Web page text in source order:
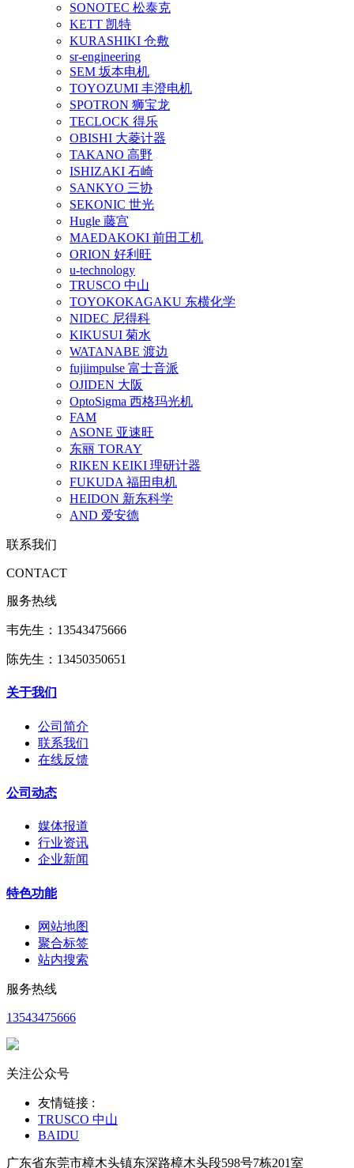
SONOTEC 松泰克
KETT 凯特
KURASHIKI 仓敷
sr-engineering
SEM 坂本电机
TOYOZUMI 丰澄电机
SPOTRON 狮宝龙
TECLOCK 得乐
OBISHI 大菱计器
TAKANO 高野
ISHIZAKI 石崎
SANKYO 三协
SEKONIC 世光
Hugle 藤宫
MAEDAKOKI 前田工机
ORION 好利旺
u-technology
TRUSCO 中山
TOYOKOKAGAKU 东横化学
NIDEC 尼得科
KIKUSUI 菊水
WATANABE 渡边
fujiimpulse 富士音派
OJIDEN 大阪
OptoSigma 西格玛光机
FAM
ASONE 亚速旺
东丽 TORAY
RIKEN KEIKI 理研计器
FUKUDA 福田电机
HEIDON 新东科学
AND 爱安德
联系我们
CONTACT
服务热线
韦先生：13543475666
陈先生：13450350651
关于我们
公司简介
联系我们
在线反馈
公司动态
媒体报道
行业资讯
企业新闻
特色功能
网站地图
聚合标签
站内搜索
服务热线
13543475666
关注公众号
友情链接 :
TRUSCO 中山
BAIDU
广东省东莞市樟木头镇东深路樟木头段598号7栋201室